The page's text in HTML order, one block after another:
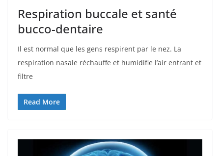
Respiration buccale et santé
bucco-dentaire
Il est normal que les gens respirent par le nez. La
respiration nasale réchauffe et humidifie l’air entrant et
filtre
Read More